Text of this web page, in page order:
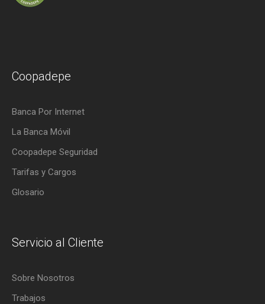
Coopadepe
Banca Por Internet
La Banca Móvil
Coopadepe Seguridad
Tarifas y Cargos
Glosario
Servicio al Cliente
Sobre Nosotros
Trabajos